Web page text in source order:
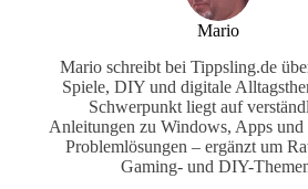
Mario
Mario schreibt bei Tippsling.de
Spiele, DIY und digitale
Schwerpunkt liegt auf
Anleitungen zu Windows, Apps und
Problemlösungen – ergänzt um
Gaming- und DIY-